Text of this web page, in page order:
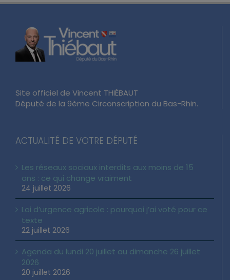
Site officiel de Vincent THIÉBAUT
Les réseaux sociaux interdits aux moins de 15
ans : ce qui change vraiment
24 juillet 2026
Loi d’urgence agricole : pourquoi j’ai voté pour ce
texte
22 juillet 2026
Agenda du lundi 20 juillet au dimanche 26 juillet
2026